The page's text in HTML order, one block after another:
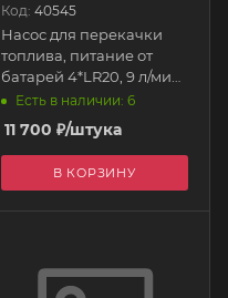
Код: 40545
Насос для перекачки
топлива, питание от
батарей 4*LR20, 9 л/мин.
FQ-25 KOSHIN
Есть в наличии: 6
11 700 ₽/штука
В КОРЗИНУ